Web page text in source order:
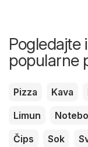
Pogledajte
popularne
Pizza Kava
Limun
Čips
Sok